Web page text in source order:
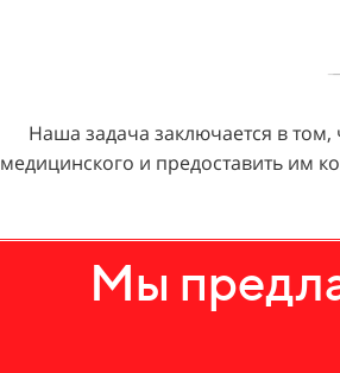
Наша задача заключается в
медицинского и предоставить им
Мы